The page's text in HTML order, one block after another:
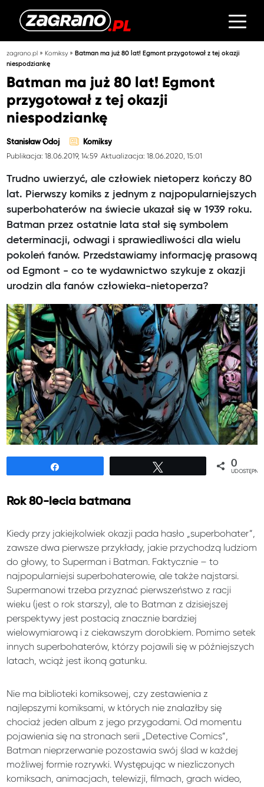
zagrano.pl » Komiksy»Batman ma już 80 lat! Egmont przygotował z tej okazji
niespodziankę
Batman ma już 80 lat! Egmont
przygotował z tej okazji
niespodziankę
Stanisław Odoj Komiksy
Publikacja: 18.06.2019, 14:59 Aktualizacja: 18.06.2020, 15:01
Trudno uwierzyć, ale człowiek nietoperz kończy 80
lat. Pierwszy komiks z jednym z najpopularniejszych
superbohaterów na świecie ukazał się w 1939 roku.
Batman przez ostatnie lata stał się symbolem
determinacji, odwagi i sprawiedliwości dla wielu
pokoleń fanów. Przedstawiamy informację prasową
od Egmont - co te wydawnictwo szykuje z okazji
urodzin dla fanów człowieka-nietoperza?
0
Rok 80-lecia batmana
Kiedy przy jakiejkolwiek okazji pada hasło „superbohater”,
zawsze dwa pierwsze przykłady, jakie przychodzą ludziom
do głowy, to Superman i Batman. Faktycznie – to
najpopularniejsi superbohaterowie, ale także najstarsi.
Supermanowi trzeba przyznać pierwszeństwo z racji
wieku (jest o rok starszy), ale to Batman z dzisiejszej
perspektywy jest postacią znacznie bardziej
wielowymiarową i z ciekawszym dorobkiem. Pomimo setek
innych superbohaterów, którzy pojawili się w późniejszych
latach, wciąż jest ikoną gatunku.
Nie ma biblioteki komiksowej, czy zestawienia z
najlepszymi komiksami, w których nie znalazłby się
chociaż jeden album z jego przygodami. Od momentu
pojawienia się na stronach serii „Detective Comics”,
Batman nieprzerwanie pozostawia swój ślad w każdej
możliwej formie rozrywki. Występując w niezliczonych
komiksach, animacjach, telewizji, filmach, grach wideo,